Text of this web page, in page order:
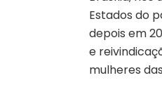
Estados do
depois em
e
mulheres